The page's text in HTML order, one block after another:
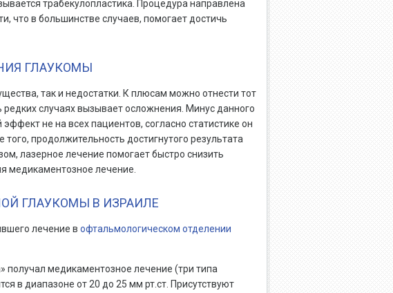
трабекулопластика. Процедура направлена
что в большинстве случаев, помогает достичь
ГЛАУКОМЫ
так и недостатки. К плюсам можно отнести тот
случаях вызывает осложнения. Минус данного
не на всех пациентов, согласно статистике он
продолжительность достигнутого результата
лазерное лечение помогает быстро снизить
медикаментозное лечение.
ГЛАУКОМЫ В ИЗРАИЛЕ
лечение в офтальмологическом отделении
получал медикаментозное лечение (три типа
в диапазоне от 20 до 25 мм рт.ст. Присутствуют